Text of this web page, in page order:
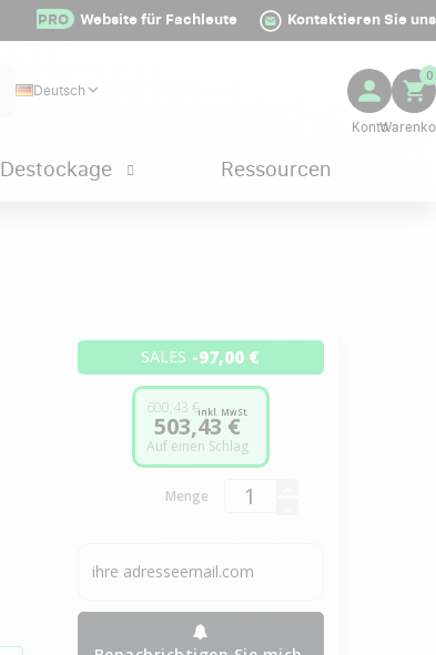
PRO Website für Fachleute Kontaktieren Sie uns
Deutsch
0
Destockage Ressourcen
SALES -97,00 €
600,43 €
503,43 €
inkl. MwSt.
Auf einen Schlag
Menge